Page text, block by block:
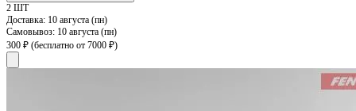
2 ШТ
Доставка: 10 августа (пн)
Самовывоз: 10 августа (пн)
300 ₽ (бесплатно от 7000 ₽)